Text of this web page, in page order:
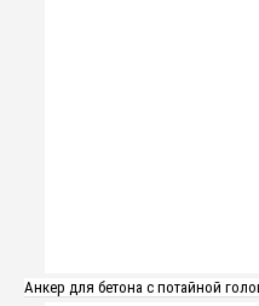
Анкер для бетона с потайной